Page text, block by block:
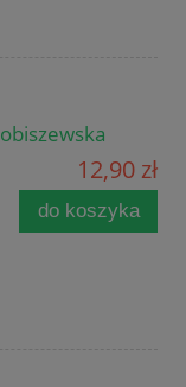
12,90 zł
do koszyka